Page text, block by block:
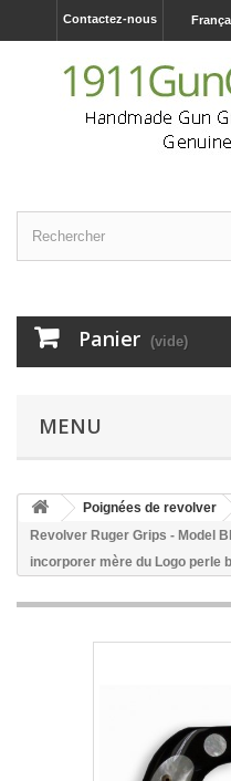
Contactez-nous
Panier (vide)
MENU
Poignées de revolver
Revolver Ruger Grips - Model
incorporer mère du Logo perle